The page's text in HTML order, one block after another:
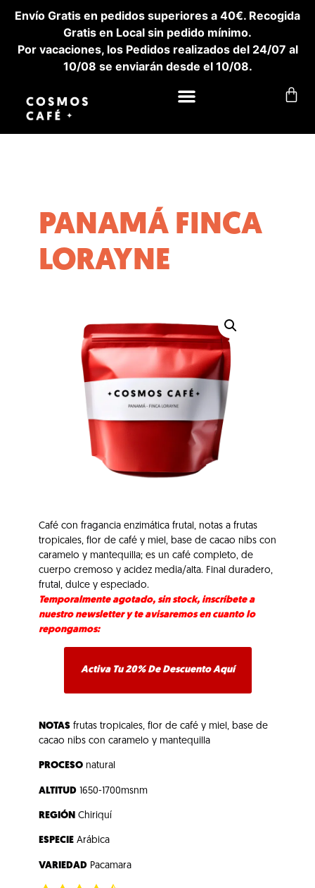
Envío Gratis en pedidos superiores a 40€. Recogida
Gratis en Local sin pedido mínimo.
Por vacaciones, los Pedidos realizados del 24/07 al
10/08 se enviarán desde el 10/08.
PANAMÁ FINCA
LORAYNE
Café con fragancia enzimática frutal, notas a frutas
tropicales, flor de café y miel, base de cacao nibs con
caramelo y mantequilla; es un café completo, de
cuerpo cremoso y acidez media/alta. Final duradero,
frutal, dulce y especiado.
Temporalmente agotado, sin stock, inscríbete a
nuestro newsletter y te avisaremos en cuanto lo
repongamos:
Activa Tu 20% De Descuento Aquí
NOTASfrutas tropicales, flor de café y miel, base de
cacao nibs con caramelo y mantequilla
PROCESOnatural
ALTITUD1650-1700msnm
REGIÓNChiriquí
ESPECIEArábica
VARIEDADPacamara